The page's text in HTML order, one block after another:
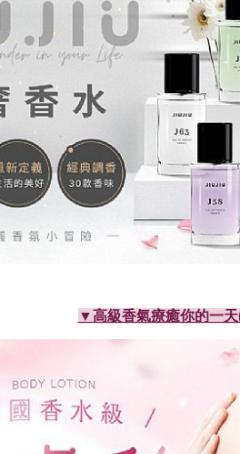
▼高級香氣療癒你的一